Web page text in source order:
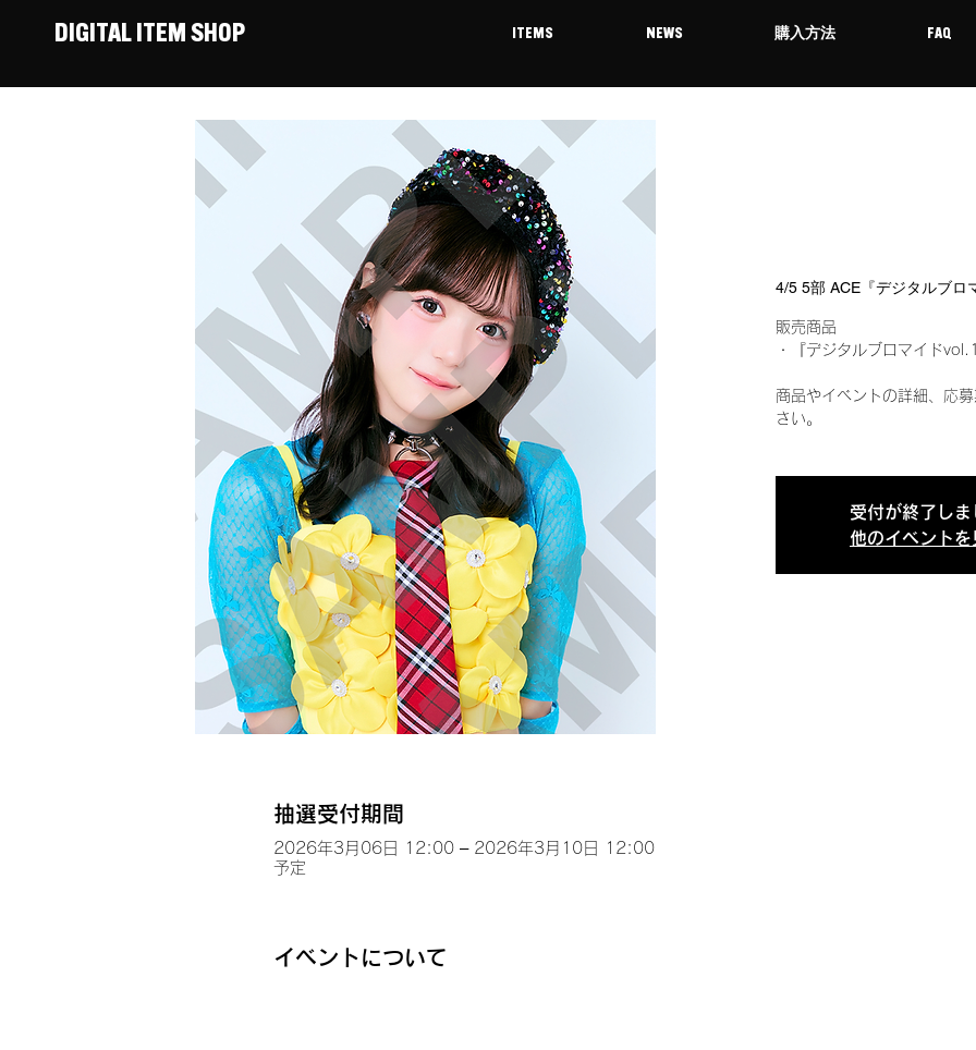
DIGITAL ITEM SHOP ITEMS NEWS 購入方法 FAQ
4/5 5部 ACE『デジタルブロ
販売商品
・『デジタルブロマイド
商品やイベントの詳細、応
さい。
受付が終了しま
他のイベントを
抽選受付期間
2026年3月06日 12:00 – 2026年3月10日 12:00
予定
イベントについて